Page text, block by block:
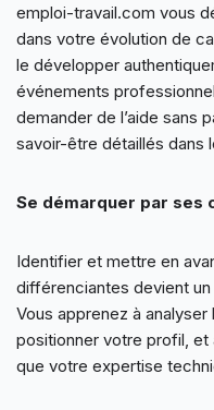
emploi-travail.com vous
dans votre évolution de
le développer
événements
demander de l’aide sans
savoir-être détaillés dans
Se démarquer par ses
Identifier et mettre en
différenciantes devient
Vous apprenez à
positionner votre profil, et
que votre expertise